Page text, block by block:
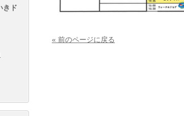
« 前のページに戻る